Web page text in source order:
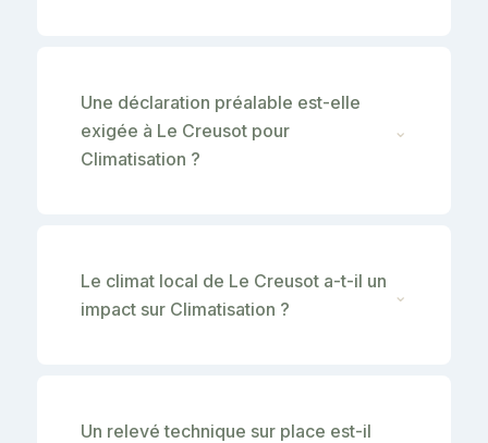
Une déclaration préalable est-elle
exigée à Le Creusot pour
Climatisation ?
⌄
Le climat local de Le Creusot a-t-il un
impact sur Climatisation ?
⌄
Un relevé technique sur place est-il